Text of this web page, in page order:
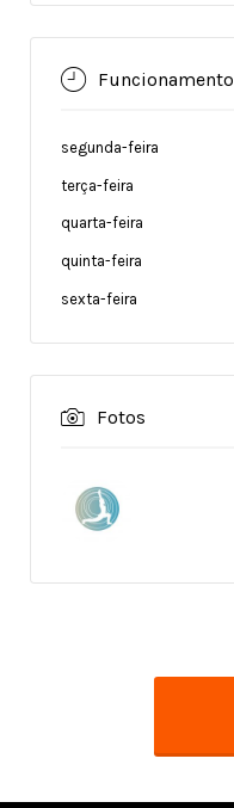
Funcionamento
segunda-feira
terça-feira
quarta-feira
quinta-feira
sexta-feira
Fotos